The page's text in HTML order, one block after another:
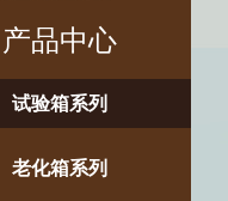
产品中心
试验箱系列
老化箱系列